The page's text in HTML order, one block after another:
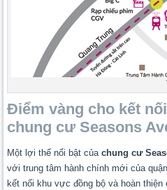
Điểm vàng cho kết
chung cư Seasons
Một lợi thế nổi bật củachung cư
với trung tâm hành chính mới của
kết nối khu vực đồng bộ và hoàn thiện